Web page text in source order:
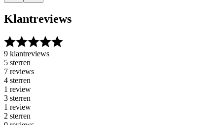
Klantreviews
9 klantreviews
5 sterren
7 reviews
4 sterren
1 review
3 sterren
1 review
2 sterren